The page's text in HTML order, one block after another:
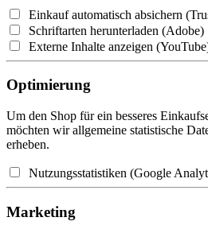
Einkauf automatisch absichern
Schriftarten herunterladen (Adobe)
Externe Inhalte anzeigen
Optimierung
Um den Shop für ein besseres
möchten wir allgemeine statistische
erheben.
Nutzungsstatistiken (Google
Marketing